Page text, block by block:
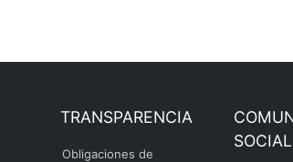
TRANSPARENCIA
Obligaciones de
SOCIAL